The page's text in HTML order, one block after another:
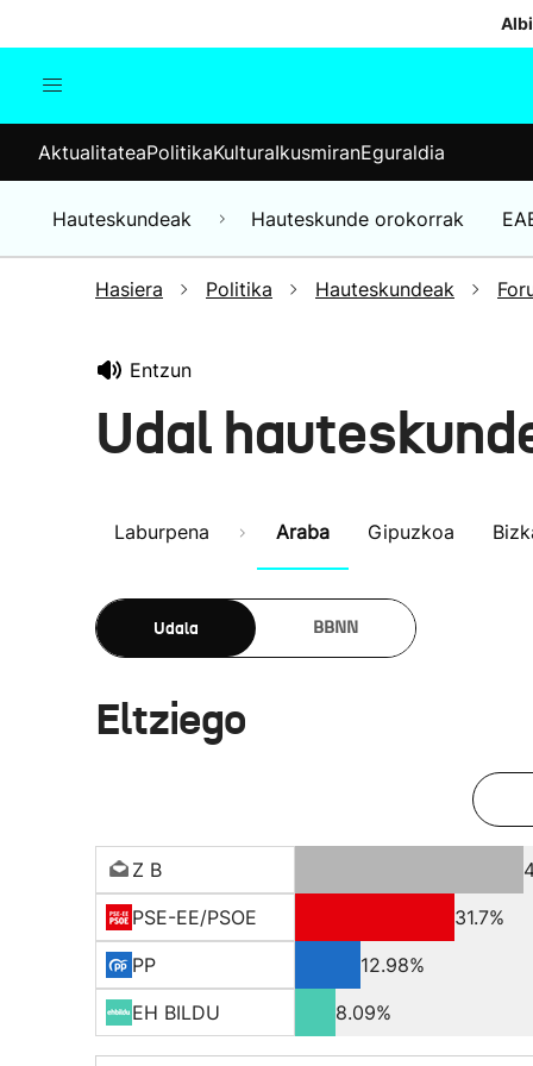
Munduko albisteak
Hauteskundeak
AktualitateaPolitikaKulturaIkusmiranEguraldia
Hauteskundeak Hauteskunde orokorrak
Hasiera Politika Hauteskundeak
Entzun
Udal
Laburpena Araba Gipuzkoa
Udala BBNN
Eltziego
Z B
PSE-EE/PSOE
31.7%
PP
12.98%
EH BILDU
8.09%